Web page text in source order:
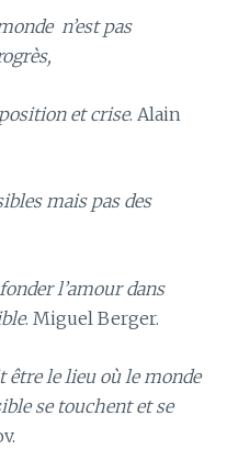
n’est pas
et crise. Alain
mais pas des
l’amour dans
. Miguel Berger.
être le lieu où le monde
se touchent et se